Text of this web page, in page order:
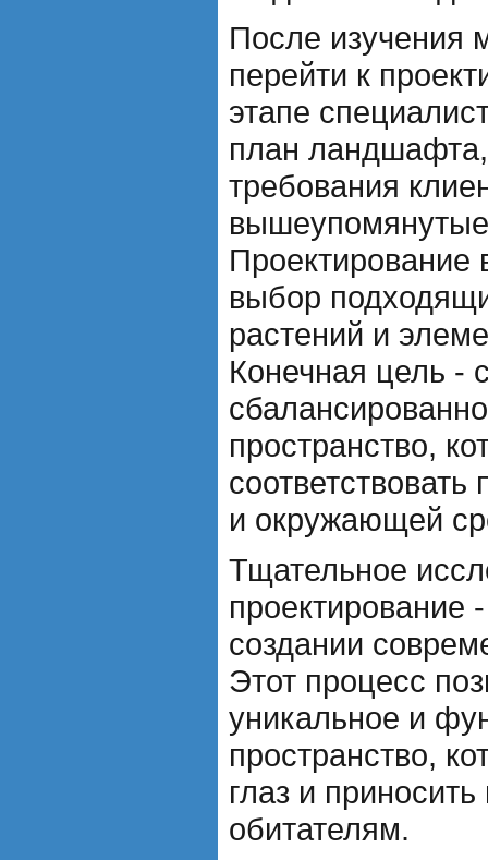
После изучения
перейти к
этапе
план
требования
Проектирование
выбор
растений и
Конечная цель -
пространство,
и окружающей
Тщательное
проектирование
создании
Этот процесс
уникальное и
пространство,
глаз и
обитателям.